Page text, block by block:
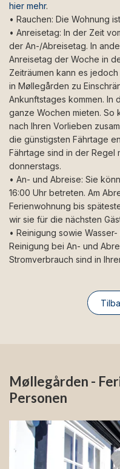
hier mehr.
• Rauchen: Die Wohnung
• Anreisetag: In der Zeit
der An-/Abreisetag. In
Anreisetag der Woche in
Zeiträumen kann es
in Møllegården zu
Ankunftstages kommen. In
ganze Wochen mieten. So
nach Ihren Vorlieben
die günstigsten Fährtage
Fährtage sind in der Regel
donnerstags.
• An- und Abreise: Sie
16:00 Uhr betreten. Am
Ferienwohnung bis
wir sie für die nächsten
• Reinigung sowie
Reinigung bei An- und
Stromverbrauch sind in
Møllegården -
Personen